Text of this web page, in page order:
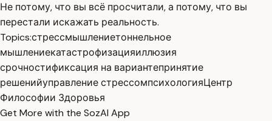
Не потому, что вы всё просчитали, а потому, что вы
перестали искажать реальность.
Topics:стрессмышлениетоннельное
мышлениекатастрофизацияиллюзия
срочностификсация на вариантепринятие
решенийуправление стрессомпсихологияЦентр
Философии Здоровья
Get More with the SozAI App